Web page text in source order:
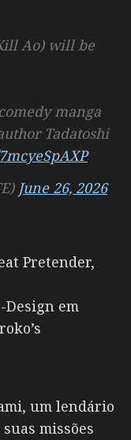
Ao) will be
manga
Tadatoshi
June 26, 2026
Pretender,
Design em
um lendário
missões